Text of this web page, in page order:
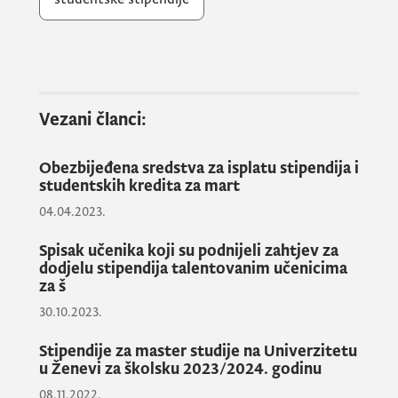
stipendije Vlade Narodne Republike Kine
Ministarstva sa Ambasadom NR Kine u Crnoj
Gori, kao i bilateralne stipendije sa Vladama
Hrvatske i Slovenije.
Zainteresovani studenti mogu se prijaviti na
adresi Ministarstva, a zatim će Ministarstvo
predlaže inostranom partneru na dalju
Vezani članci:
Obezbijeđena sredstva za isplatu stipendija i
studentskih kredita za mart
04.04.2023.
Spisak učenika koji su podnijeli zahtjev za
dodjelu stipendija talentovanim učenicima
za š
30.10.2023.
Stipendije za master studije na Univerzitetu
u Ženevi za školsku 2023/2024. godinu
08.11.2022.